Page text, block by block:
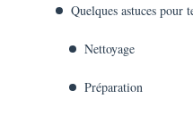
Quelques astuces pour
Nettoyage
Préparation